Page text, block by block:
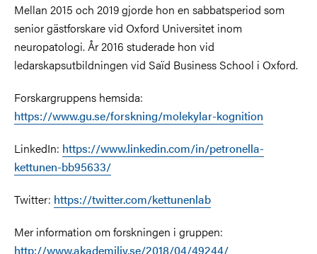
Mellan 2015 och 2019 gjorde hon en sabbatsperiod som
senior gästforskare vid Oxford Universitet inom
neuropatologi. År 2016 studerade hon vid
ledarskapsutbildningen vid Saïd Business School i Oxford.
Forskargruppens hemsida:
https://www.gu.se/forskning/molekylar-kognition
LinkedIn: https://www.linkedin.com/in/petronella-
kettunen-bb95633/
Twitter: https://twitter.com/kettunenlab
Mer information om forskningen i gruppen:
http://www.akademiliv.se/2018/04/49244/